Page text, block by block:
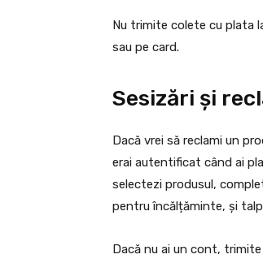
Nu trimite colete cu plata
sau pe card.
Sesizări și
Dacă vrei să reclami un
erai autentificat când ai
selectezi produsul,
pentru încălțăminte, și
Dacă nu ai un cont,